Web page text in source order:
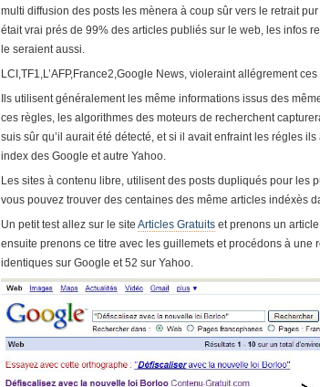
multi diffusion des posts les mènera à coup sûr vers le retrait
était vrai prés de 99% des articles publiés sur le web, les infos
le seraient aussi.
LCI,TF1,L’AFP,France2,Google News, violeraint allégrement
Ils utilisent généralement les même informations issus des
ces règles, les algorithmes des moteurs de recherchent
suis sûr qu’il aurait été détecté, et si il avait enfraint les régles
index des Google et autre Yahoo.
Les sites à contenu libre, utilisent des posts dupliqués pour les
vous pouvez trouver des centaines des même articles indéxès
Un petit test allez sur le site Articles Gratuits et prenons un article
ensuite prenons ce titre avec les guillemets et procédons à une
identiques sur Google et 52 sur Yahoo.